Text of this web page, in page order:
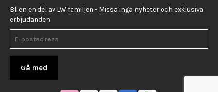
Bli en en del av LW familjen - Missa inga nyheter och exklusiva
erbjudanden
Gå med